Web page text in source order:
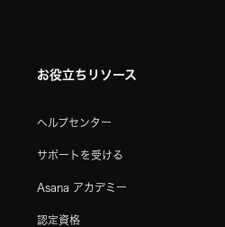
お役立ちリソース
ヘルプセンター
サポートを受ける
Asana アカデミー
認定資格